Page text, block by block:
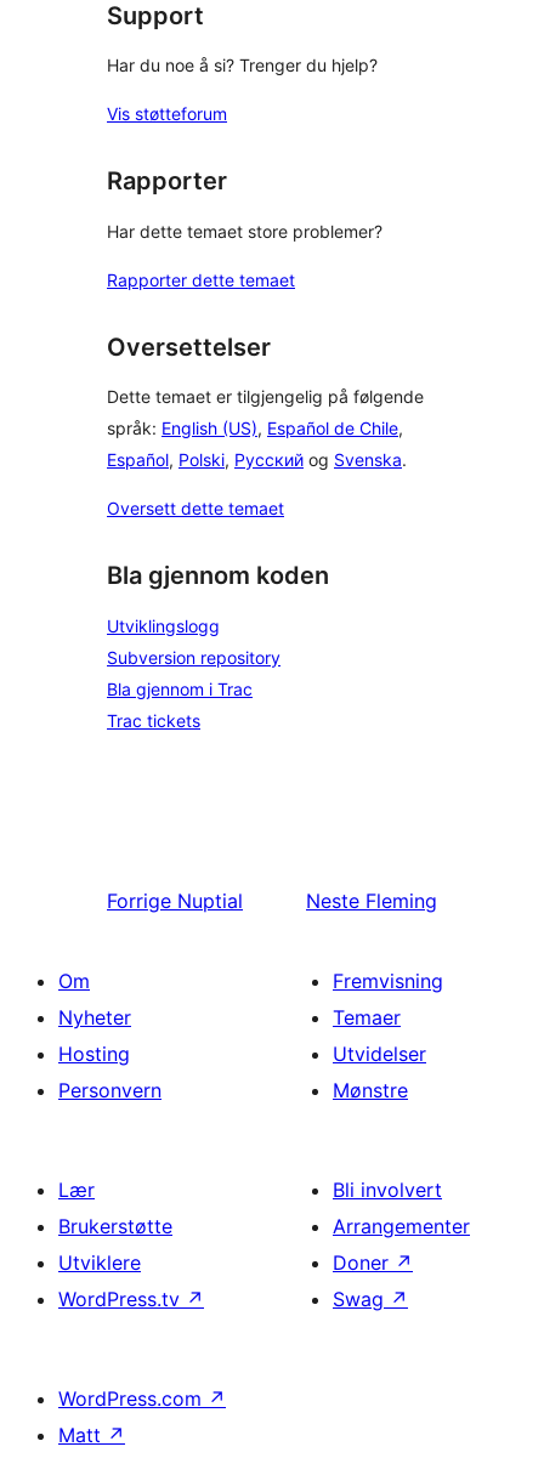
Support
Har du noe å si? Trenger du hjelp?
Vis støtteforum
Rapporter
Har dette temaet store problemer?
Rapporter dette temaet
Oversettelser
Dette temaet er tilgjengelig på følgende
språk: English (US), Español de Chile,
Español, Polski, Русский og Svenska.
Oversett dette temaet
Bla gjennom koden
Utviklingslogg
Subversion repository
Bla gjennom i Trac
Trac tickets
Forrige Nuptial Neste Fleming
Om
Nyheter
Hosting
Personvern
Fremvisning
Temaer
Utvidelser
Mønstre
Lær
Brukerstøtte
Utviklere
WordPress.tv ↗
Bli involvert
Arrangementer
Doner ↗
Swag ↗
WordPress.com ↗
Matt ↗